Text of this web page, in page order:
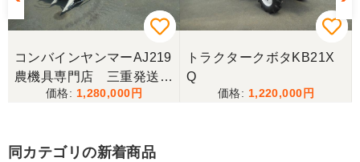
コンバインヤンマーAJ219
農機具専門店 三重発送整
備済み
1,280,000
トラクタークボタKB21X
Q
1,220,000
同カテゴリの新着商品